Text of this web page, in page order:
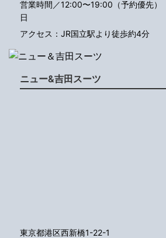
営業時間／12:00〜19:00（予約優先）
日
アクセス：JR国立駅より徒歩約4分
ニュー&吉田スーツ
東京都港区西新橋1-22-1